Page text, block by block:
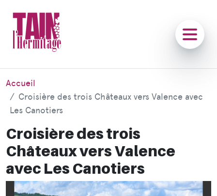
Accueil
Croisière des trois Châteaux vers Valence avec
Les Canotiers
Croisière des trois
Châteaux vers Valence
avec Les Canotiers